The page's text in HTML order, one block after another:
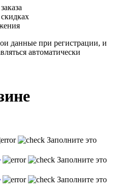
данные при регистрации, и
автоматически
Заполните это
Заполните это
Заполните это